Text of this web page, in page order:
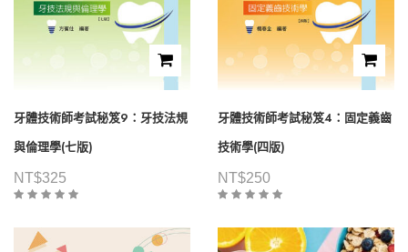
牙體技術師考試秘笈9：牙技法規
與倫理學(七版)
NT$325
牙體技術師考試秘笈4：固定義齒
技術學(四版)
NT$250